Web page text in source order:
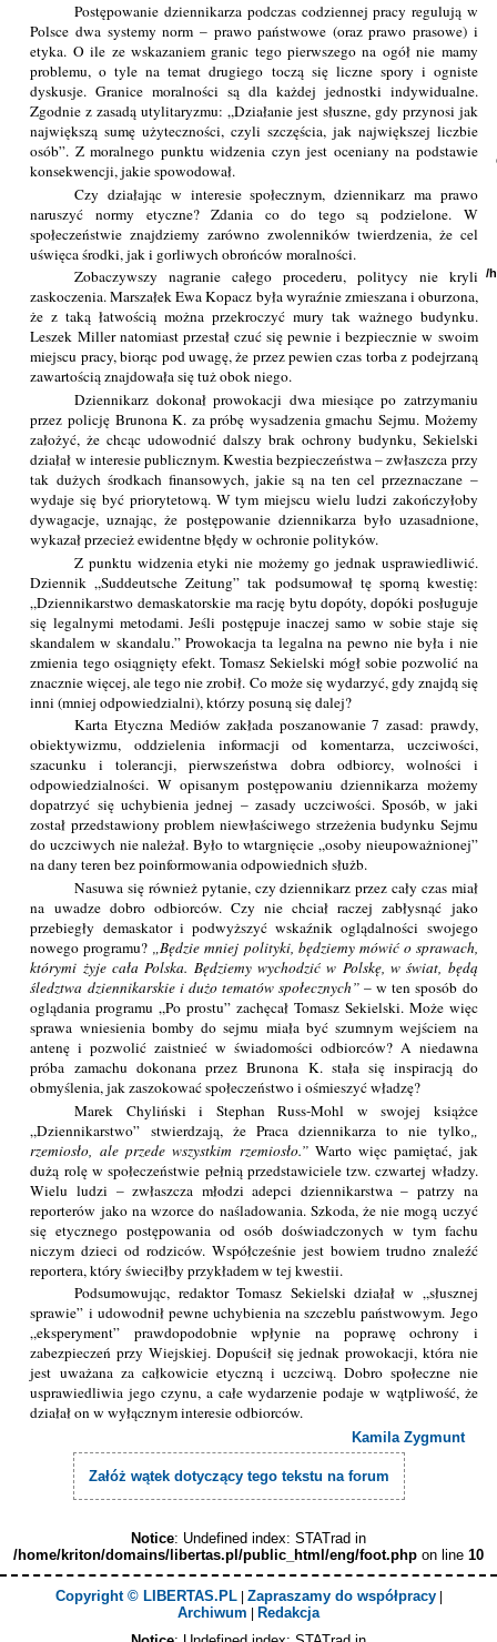
Postępowanie dziennikarza podczas codziennej pracy regulują w
Polsce dwa systemy norm – prawo państwowe (oraz prawo prasowe) i
etyka. O ile ze wskazaniem granic tego pierwszego na ogół nie mamy
problemu, o tyle na temat drugiego toczą się liczne spory i ogniste
dyskusje. Granice moralności są dla każdej jednostki indywidualne.
Zgodnie z zasadą utylitaryzmu: „Działanie jest słuszne, gdy przynosi jak
największą sumę użyteczności, czyli szczęścia, jak największej liczbie
osób”. Z moralnego punktu widzenia czyn jest oceniany na podstawie
konsekwencji, jakie spowodował.
Czy działając w interesie społecznym, dziennikarz ma prawo
naruszyć normy etyczne? Zdania co do tego są podzielone. W
społeczeństwie znajdziemy zarówno zwolenników twierdzenia, że cel
uświęca środki, jak i gorliwych obrońców moralności.
Zobaczywszy nagranie całego procederu, politycy nie kryli
zaskoczenia. Marszałek Ewa Kopacz była wyraźnie zmieszana i oburzona,
że z taką łatwością można przekroczyć mury tak ważnego budynku.
Leszek Miller natomiast przestał czuć się pewnie i bezpiecznie w swoim
miejscu pracy, biorąc pod uwagę, że przez pewien czas torba z podejrzaną
zawartością znajdowała się tuż obok niego.
Dziennikarz dokonał prowokacji dwa miesiące po zatrzymaniu
przez policję Brunona K. za próbę wysadzenia gmachu Sejmu. Możemy
założyć, że chcąc udowodnić dalszy brak ochrony budynku, Sekielski
działał w interesie publicznym. Kwestia bezpieczeństwa – zwłaszcza przy
tak dużych środkach finansowych, jakie są na ten cel przeznaczane –
wydaje się być priorytetową. W tym miejscu wielu ludzi zakończyłoby
dywagacje, uznając, że postępowanie dziennikarza było uzasadnione,
wykazał przecież ewidentne błędy w ochronie polityków.
Z punktu widzenia etyki nie możemy go jednak usprawiedliwić.
Dziennik „Suddeutsche Zeitung” tak podsumował tę sporną kwestię:
„Dziennikarstwo demaskatorskie ma rację bytu dopóty, dopóki posługuje
się legalnymi metodami. Jeśli postępuje inaczej samo w sobie staje się
skandalem w skandalu.” Prowokacja ta legalna na pewno nie była i nie
zmienia tego osiągnięty efekt. Tomasz Sekielski mógł sobie pozwolić na
znacznie więcej, ale tego nie zrobił. Co może się wydarzyć, gdy znajdą się
inni (mniej odpowiedzialni), którzy posuną się dalej?
Karta Etyczna Mediów zakłada poszanowanie 7 zasad: prawdy,
obiektywizmu, oddzielenia informacji od komentarza, uczciwości,
szacunku i tolerancji, pierwszeństwa dobra odbiorcy, wolności i
odpowiedzialności. W opisanym postępowaniu dziennikarza możemy
dopatrzyć się uchybienia jednej – zasady uczciwości. Sposób, w jaki
został przedstawiony problem niewłaściwego strzeżenia budynku Sejmu
do uczciwych nie należał. Było to wtargnięcie „osoby nieupoważnionej”
na dany teren bez poinformowania odpowiednich służb.
Nasuwa się również pytanie, czy dziennikarz przez cały czas miał
na uwadze dobro odbiorców. Czy nie chciał raczej zabłysnąć jako
przebiegły demaskator i podwyższyć wskaźnik oglądalności swojego
nowego programu?
Będzie mniej polityki, będziemy mówić o sprawach,
którymi żyje cała Polska. Będziemy wychodzić w Polskę, w świat, będą
śledztwa dziennikarskie i dużo tematów społecznych
– w ten sposób do
oglądania programu „Po prostu” zachęcał Tomasz Sekielski. Może więc
sprawa wniesienia bomby do sejmu miała być szumnym wejściem na
antenę i pozwolić zaistnieć w świadomości odbiorców? A niedawna
próba zamachu dokonana przez Brunona K. stała się inspiracją do
obmyślenia, jak zaszokować społeczeństwo i ośmieszyć władzę?
Marek Chyliński i Stephan Russ-Mohl w swojej książce
„Dziennikarstwo” stwierdzają, że Praca dziennikarza to nie tylko
rzemiosło, ale przede wszystkim rzemiosło. Warto więc pamiętać, jak
dużą rolę w społeczeństwie pełnią przedstawiciele tzw. czwartej władzy.
Wielu ludzi – zwłaszcza młodzi adepci dziennikarstwa – patrzy na
reporterów jako na wzorce do naśladowania. Szkoda, że nie mogą uczyć
się etycznego postępowania od osób doświadczonych w tym fachu
niczym dzieci od rodziców. Współcześnie jest bowiem trudno znaleźć
reportera, który świeciłby przykładem w tej kwestii.
Podsumowując, redaktor Tomasz Sekielski działał w „słusznej
sprawie” i udowodnił pewne uchybienia na szczeblu państwowym. Jego
„eksperyment” prawdopodobnie wpłynie na poprawę ochrony i
zabezpieczeń przy Wiejskiej. Dopuścił się jednak prowokacji, która nie
jest uważana za całkowicie etyczną i uczciwą. Dobro społeczne nie
usprawiedliwia jego czynu, a całe wydarzenie podaje w wątpliwość, że
działał on w wyłącznym interesie odbiorców.
Kamila Zygmunt
Załóż wątek dotyczący tego tekstu na forum
/
Notice: Undefined index: STATrad in
/home/kriton/domains/libertas.pl/public_html/eng/foot.php on line 10
Copyright © LIBERTAS.PL| Zapraszamy do współpracy|
Archiwum | Redakcja